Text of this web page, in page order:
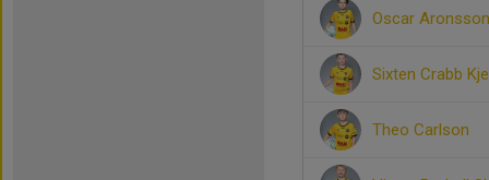
Oscar Aronsson
Sixten Crabb
Theo Carlson